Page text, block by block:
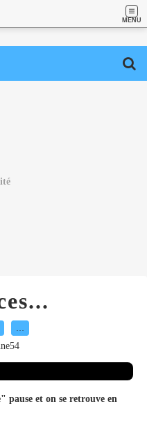
MENU
…
pause et on se retrouve en